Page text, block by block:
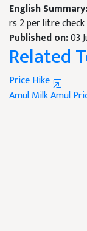
English Summary:
rs 2 per litre
Published on:03
Related
Price Hike
Amul MilkAmul